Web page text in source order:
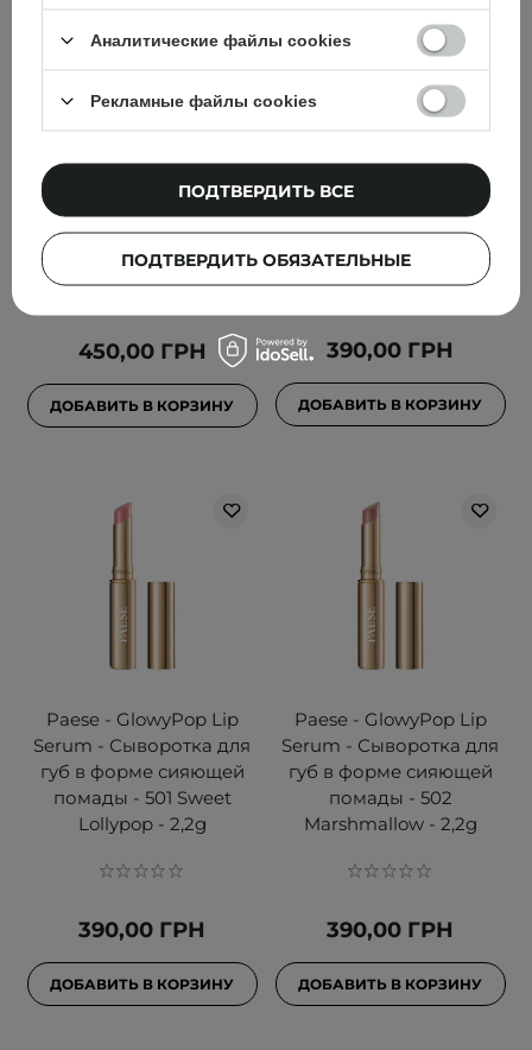
Balm - Увлажняющий
бальзам для губ с
пигментом - #04 Nudy
1
450,00 ГРН
ДОБАВИТЬ В КОРЗИНУ
Serum - Сыворотка для
губ в форме сияющей
помады - 500 Frosted
390,00 ГРН
ДОБАВИТЬ В КОРЗИНУ
Paese - GlowyPop Lip
Serum - Сыворотка для
губ в форме сияющей
помады - 501 Sweet
Lollypop - 2,2g
390,00 ГРН
ДОБАВИТЬ В КОРЗИНУ
Paese - GlowyPop Lip
Serum - Сыворотка для
губ в форме сияющей
помады - 502
Marshmallow - 2,2g
390,00 ГРН
ДОБАВИТЬ В КОРЗИНУ
Аналитические файлы cookies
Рекламные файлы cookies
ПОДТВЕРДИТЬ ОБЯЗАТЕЛЬНЫЕ
ПОДТВЕРДИТЬ ВСЕ